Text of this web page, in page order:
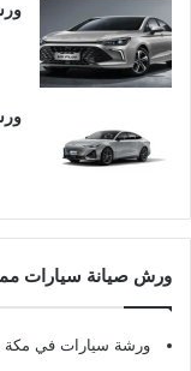
ورش صيانة سيارات
ورشة سيارات في مكة